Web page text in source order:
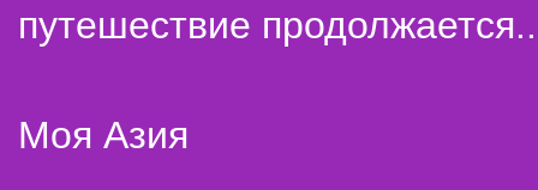
путешествие
Моя Азия